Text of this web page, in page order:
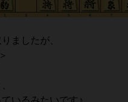
ましたが、